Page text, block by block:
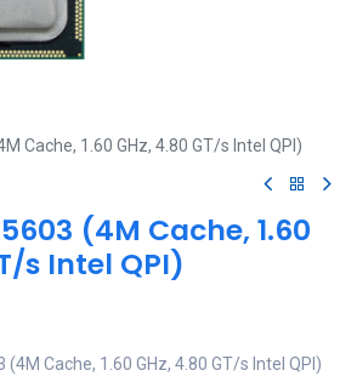
Cache, 1.60 GHz, 4.80 GT/s Intel QPI)
(4M Cache, 1.60
s Intel QPI)
(4M Cache, 1.60 GHz, 4.80 GT/s Intel QPI)